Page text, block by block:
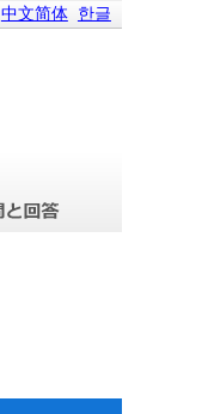
中文简体 한글